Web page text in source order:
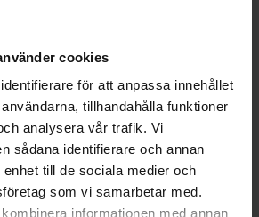
cookies
för att anpassa innehållet
tillhandahålla funktioner
analysera vår trafik. Vi
sådana identifierare och annan
till de sociala medier och
som vi samarbetar med.
informationen med annan
+46 (0) 708 760 543
produktchef
Reinhardt
+46 (0) 73 067 18 62